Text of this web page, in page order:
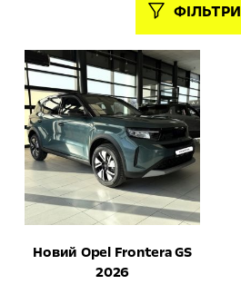
ФІЛЬТРИ
Новий Opel Frontera GS
2026